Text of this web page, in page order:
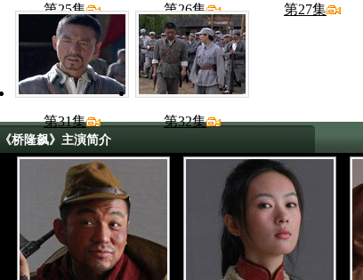
第25集 第26集 第27集
第31集 第32集
隆飙》主演简介